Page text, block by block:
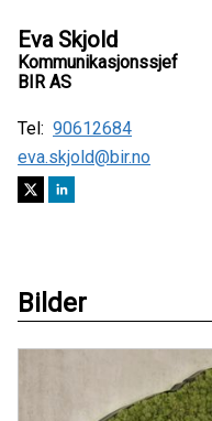
Eva Skjold
Kommunikasjonssjef
BIR AS
Tel: 90612684
eva.skjold@bir.no
Bilder